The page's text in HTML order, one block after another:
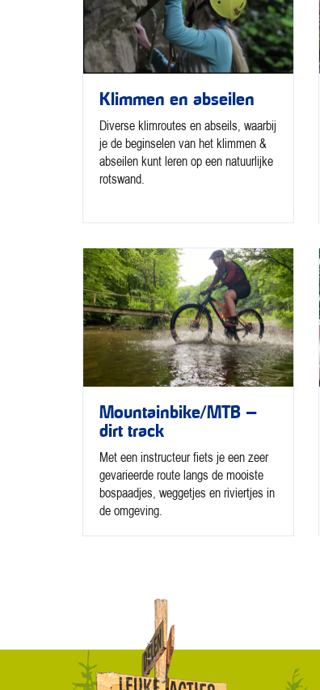
Klimmen en abseilen
Diverse klimroutes en abseils, waarbij
je de beginselen van het klimmen &
abseilen kunt leren op een natuurlijke
rotswand.
Mountainbike/MTB –
dirt track
Met een instructeur fiets je een zeer
gevarieerde route langs de mooiste
bospaadjes, weggetjes en riviertjes in
de omgeving.